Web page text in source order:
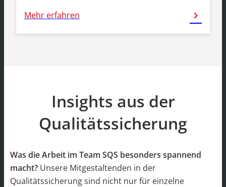
Mehr erfahren chevron_right
Insights aus der
Qualitätssicherung
Was die Arbeit im Team SQS besonders spannend
macht? Unsere Mitgestaltenden in der
Qualitätssicherung sind nicht nur für einzelne